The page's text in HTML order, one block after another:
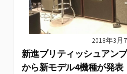
2018年3月
新進ブリティッシュアン
から新モデル4機種が発表